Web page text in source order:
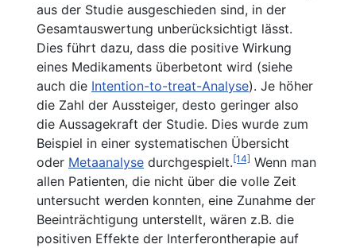
aus der Studie ausgeschieden sind, in der
Gesamtauswertung unberücksichtigt lässt.
Dies führt dazu, dass die positive Wirkung
eines Medikaments überbetont wird (siehe
auch die Intention-to-treat-Analyse). Je höher
die Zahl der Aussteiger, desto geringer also
die Aussagekraft der Studie. Dies wurde zum
Beispiel in einer systematischen Übersicht
oder Metaanalyse durchgespielt.[14] Wenn man
allen Patienten, die nicht über die volle Zeit
untersucht werden konnten, eine Zunahme der
Beeinträchtigung unterstellt, wären z.B. die
positiven Effekte der Interferontherapie auf